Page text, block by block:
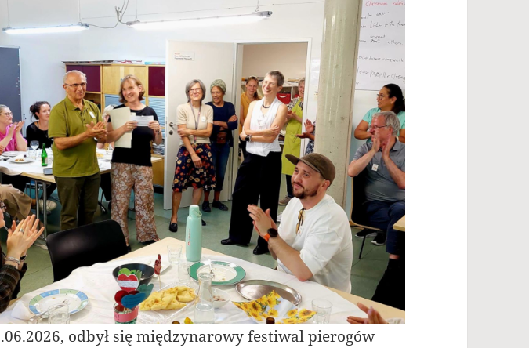
odbył sięmiędzynarowy festiwal pierogów